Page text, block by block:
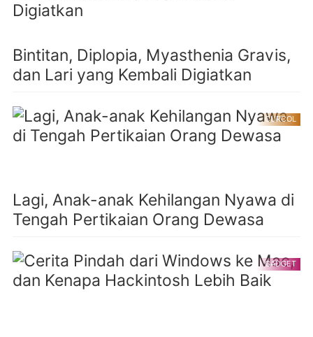
Bintitan, Diplopia, Myasthenia Gravis,
dan Lari yang Kembali Digiatkan
CURCOL
Lagi, Anak-anak Kehilangan Nyawa di
Tengah Pertikaian Orang Dewasa
GADGET